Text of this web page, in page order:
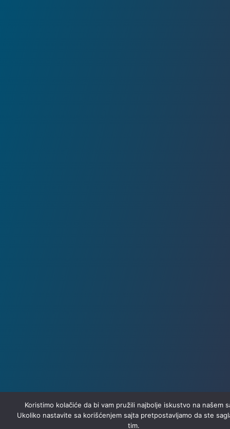
Koristimo kolačiće da bi vam pružili najbolje iskustvo na našem
Ukoliko nastavite sa korišćenjem sajta pretpostavljamo da ste
tim.